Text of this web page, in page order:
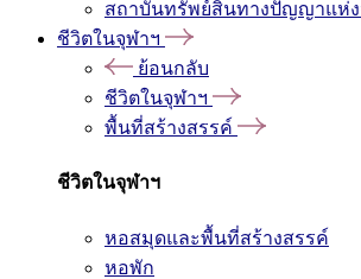
สถาบันทรัพย์สินทางปัญญาแห่ง
ชีวิตในจุฬาฯ
ย้อนกลับ
ชีวิตในจุฬาฯ
พื้นที่สร้างสรรค์
ชีวิตในจุฬาฯ
หอสมุดและพื้นที่สร้างสรรค์
หอพัก